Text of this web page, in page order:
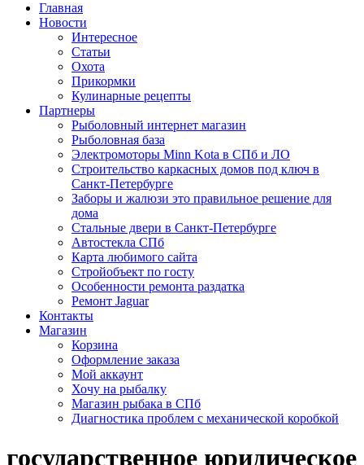
Главная
Новости
Интересное
Статьи
Охота
Прикормки
Кулинарные рецепты
Партнеры
Рыболовный интернет магазин
Рыболовная база
Электромоторы Minn Kota в СПб и ЛО
Строительство каркасных домов под ключ в
Санкт-Петербурге
Заборы и жалюзи это правильное решение для
дома
Стальные двери в Санкт-Петербурге
Автостекла СПб
Карта любимого сайта
Стройобъект по госту
Особенности ремонта раздатка
Ремонт Jaguar
Контакты
Магазин
Корзина
Оформление заказа
Мой аккаунт
Хочу на рыбалку
Магазин рыбака в СПб
Диагностика проблем с механической коробкой
государственное юридическое